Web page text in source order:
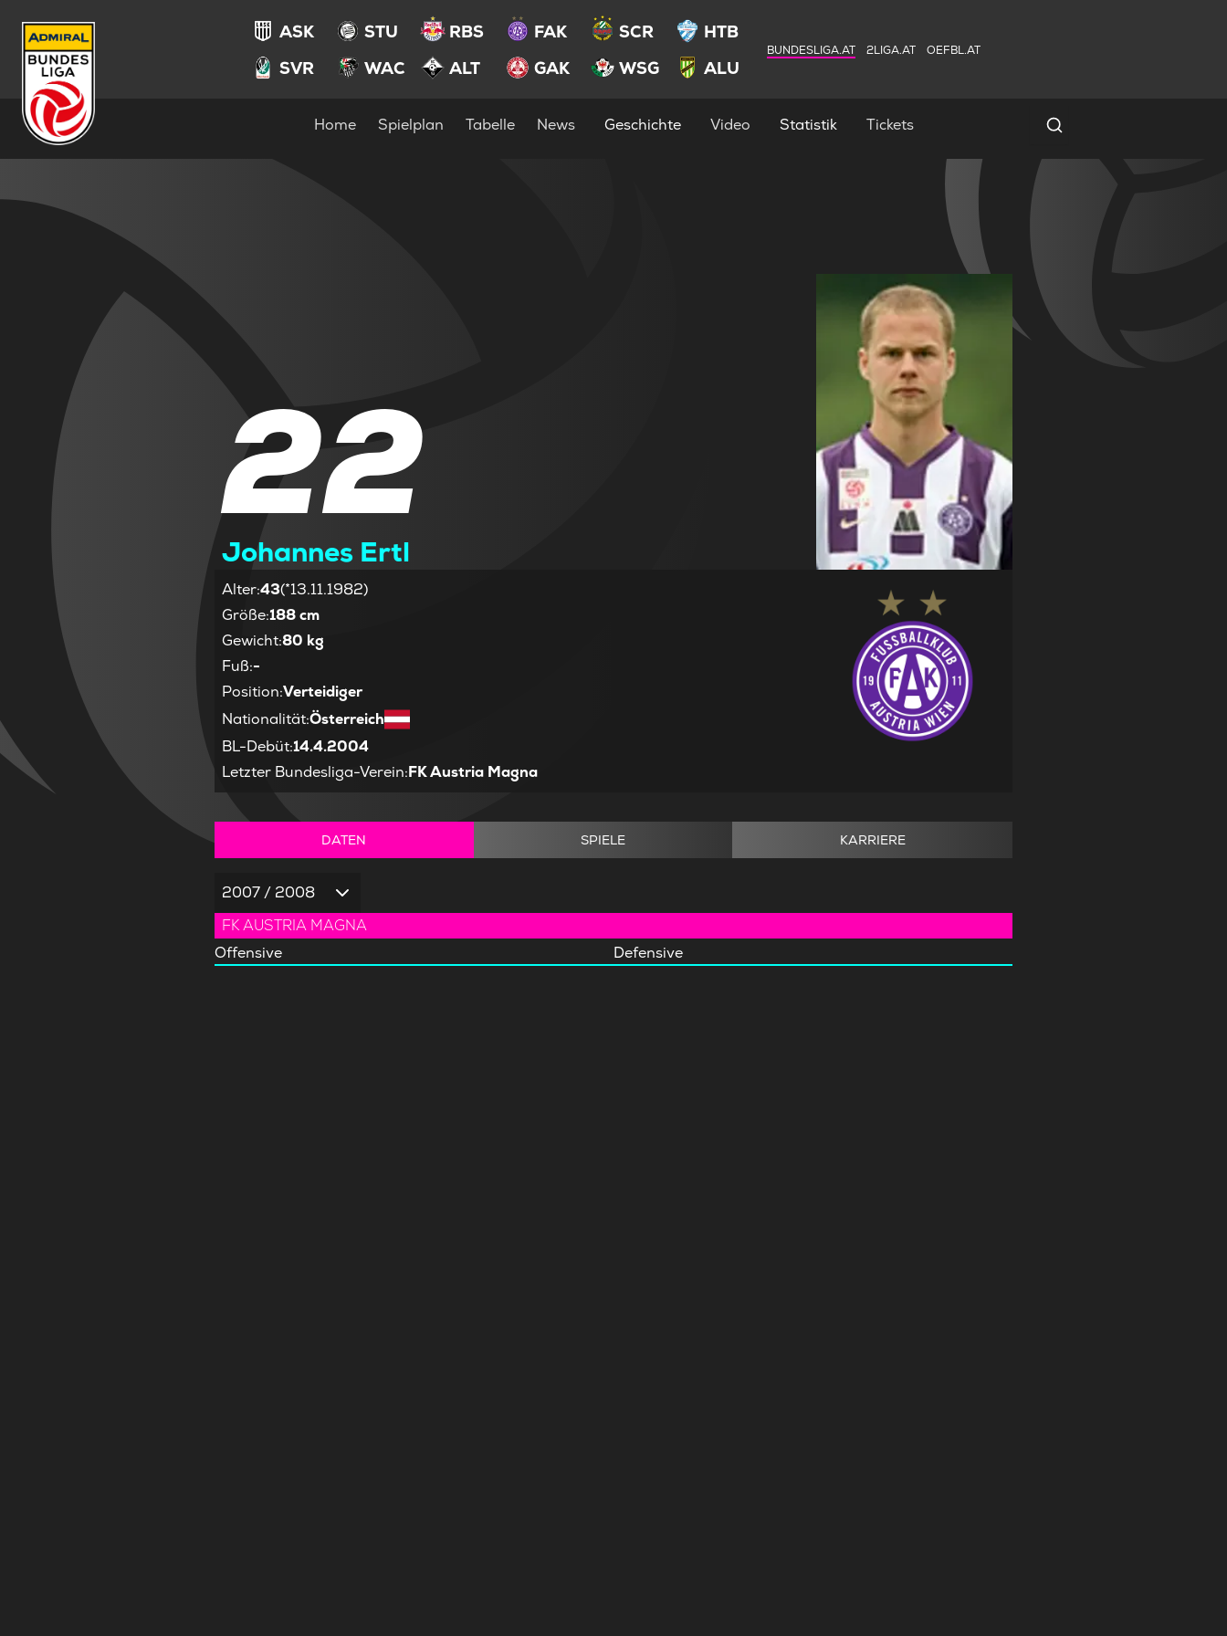
ASK STU RBS FAK SCR
HTB
SVR
WAC ALT GAK WSG ALU
BUNDESLIGA.AT 2LIGA.AT OEFBL.AT
Home Spielplan Tabelle News Geschichte Video Statistik Tickets Spielersuche
22
Johannes Ertl
Alter:43(*13.11.1982)
Größe:188 cm
Gewicht:80 kg
Fuß:-
Position:Verteidiger
Nationalität:Österreich
BL-Debüt:14.4.2004
Letzter Bundesliga-Verein:FK Austria Magna
DATEN SPIELE KARRIERE
2007 / 2008
FK AUSTRIA MAGNA
Offensive
Defensive